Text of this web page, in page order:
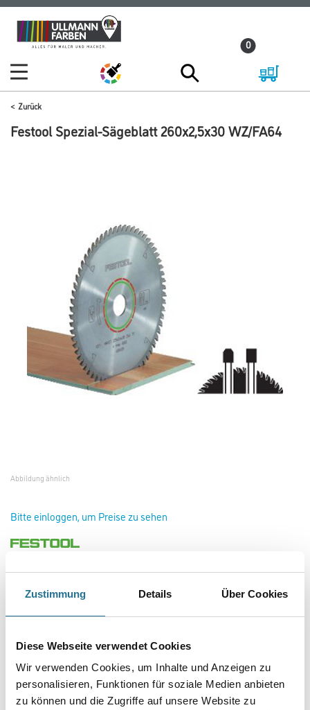
Zustimmung Details Über Cookies
Diese Webseite verwendet Cookies
Wir verwenden Cookies, um Inhalte und Anzeigen zu
personalisieren, Funktionen für soziale Medien anbieten
zu können und die Zugriffe auf unsere Website zu
Zum
Inhalt
Zum
Navigationsmenü
0
Zurück
Festool Spezial-Sägeblatt 260x2,5x30 WZ/FA64
Abbildung ähnlich
Bitte einloggen, um Preise zu sehen
Festool 494606 Kreissägeblatt 260x2,5x30 WZ/FA64
Art-Nr.:4013-011885